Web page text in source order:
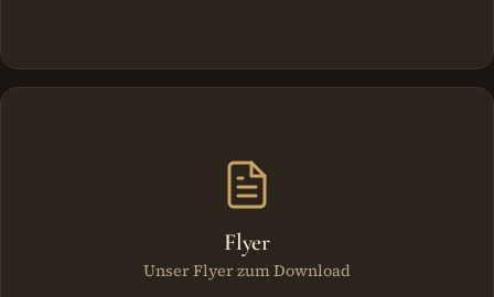
Flyer
Unser Flyer zum Download